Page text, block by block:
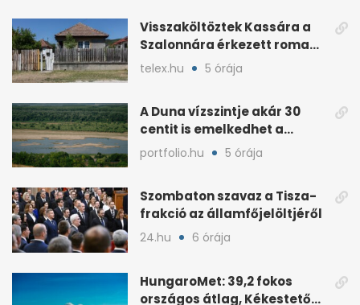
Visszaköltöztek Kassára a
Szalonnára érkezett roma
családok
telex.hu 5 órája
A Duna vízszintje akár 30
centit is emelkedhet a
nyugati esők után
portfolio.hu 5 órája
Szombaton szavaz a Tisza-
frakció az államfőjelöltjéről
24.hu 6 órája
HungaroMet: 39,2 fokos
országos átlag, Kékestetőn